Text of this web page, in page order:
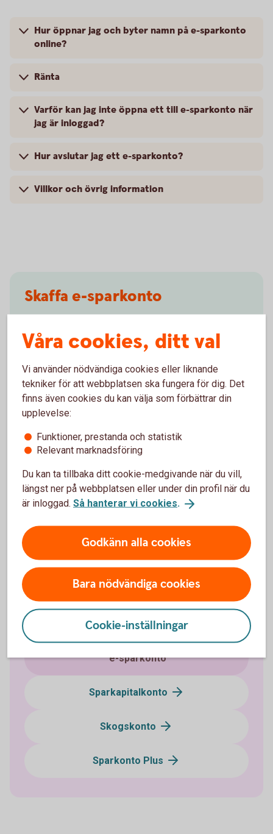
Hur öppnar jag och byter namn på e-sparkonto
online?
Ränta
Varför kan jag inte öppna ett till e-sparkonto när
jag är inloggad?
Hur avslutar jag ett e-sparkonto?
Villkor och övrig information
Skaffa e-sparkonto
Logga in och öppna
e-sparkonto
Skaffa e-sparkonto till
ungdomar
Du öppnar enkelt e-sparkonto till ditt barn i
internetbanken eller appen.
Sparkonton
Fasträntekonto
e-sparkonto
Sparkapitalkonto
Skogskonto
Sparkonto Plus
Våra cookies, ditt val
Vi använder nödvändiga cookies eller liknande
tekniker för att webbplatsen ska fungera för dig. Det
finns även cookies du kan välja som förbättrar din
upplevelse:
Funktioner, prestanda och statistik
Relevant marknadsföring
Du kan ta tillbaka ditt cookie-medgivande när du vill,
längst ner på webbplatsen eller under din profil när du
är inloggad. Så hanterar vi cookies.
Godkänn alla cookies
Bara nödvändiga cookies
Cookie-inställningar